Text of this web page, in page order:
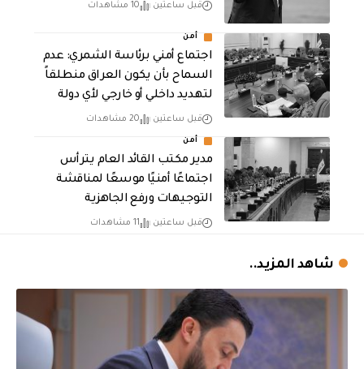
قبل ساعتين 10 مشاهدات
أمن
اجتماع أمني برئاسة الشمري: عدم
السماح بأن يكون العراق منطلقاً
لتهديد داخلي أو خارجي لأي دولة
قبل ساعتين 20 مشاهدات
أمن
مدير مكتب القائد العام يترأس
اجتماعًا أمنيًا موسعًا لمناقشة
التوجيهات ورفع الجاهزية
قبل ساعتين 11 مشاهدات
شاهد المزيد..